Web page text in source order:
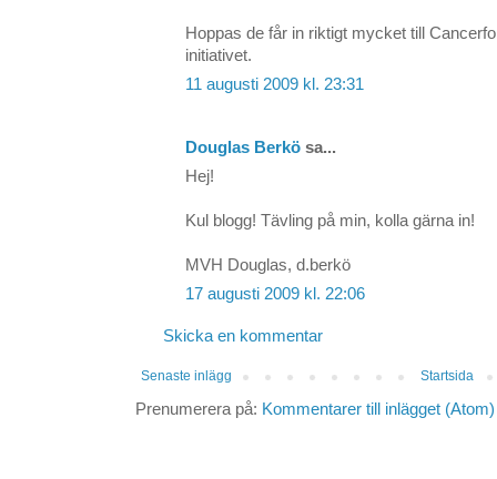
Hoppas de får in riktigt mycket till
initiativet.
11 augusti 2009 kl. 23:31
Douglas Berkö sa...
Hej!
Kul blogg! Tävling på min, kolla gärna in!
MVH Douglas, d.berkö
17 augusti 2009 kl. 22:06
Skicka en kommentar
Senaste inlägg Startsida
Prenumerera på: Kommentarer till inlägget (Atom)